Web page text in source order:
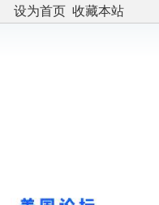
设为首页 收藏本站